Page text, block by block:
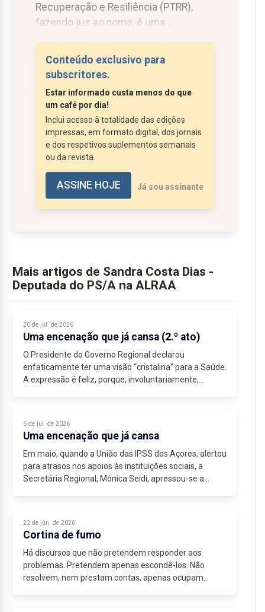
Recuperação e Resiliência (PTRR),
fazendo jus ao nome, é uma
ambição, o que a Região precisa para
vencer fragilidades, reforçar a coesão,
infraestruturas críticas e reduzir
desigualdades, mas a resposta do
Governo Regional ao requerimento do
PS-Açores a solicitar os elementos
remetidos ao Governo...
Conteúdo exclusivo para
subscritores.
Estar informado custa menos do que
um café por dia!
Inclui acesso à totalidade das edições
impressas, em formato digital, dos jornais
e dos respetivos suplementos semanais
ou da revista.
ASSINE HOJE Já sou assinante
Mais artigos de Sandra Costa Dias -
Deputada do PS/A na ALRAA
20 de jul. de 2026
Uma encenação que já cansa (2.º ato)
O Presidente do Governo Regional declarou
enfaticamente ter uma visão “cristalina” para a Saúde.
A expressão é feliz, porque, involuntariamente,...
6 de jul. de 2026
Uma encenação que já cansa
Em maio, quando a União das IPSS dos Açores, alertou
para atrasos nos apoios às instituições sociais, a
Secretária Regional, Mónica Seidi, apressou-se a
22 de jun. de 2026
Cortina de fumo
Há discursos que não pretendem responder aos
problemas. Pretendem apenas escondê-los. Não
resolvem, nem prestam contas, apenas ocupam...